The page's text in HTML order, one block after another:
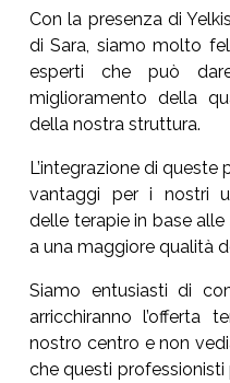
Con la presenza di
di Sara, siamo molto
esperti che può
miglioramento della
della nostra struttura.
L’integrazione di
vantaggi per i nostri
delle terapie in base
a una maggiore qualità
Siamo entusiasti di
arricchiranno l’offerta
nostro centro e non
che questi